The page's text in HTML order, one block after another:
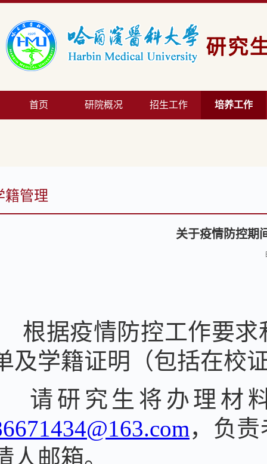
首页 研院概况 招生工作 培养工作
籍管理
关于疫情防控期
根据疫情防控工作要
及学籍证明（包括在校
请研究生将办理材
，负
人邮箱。